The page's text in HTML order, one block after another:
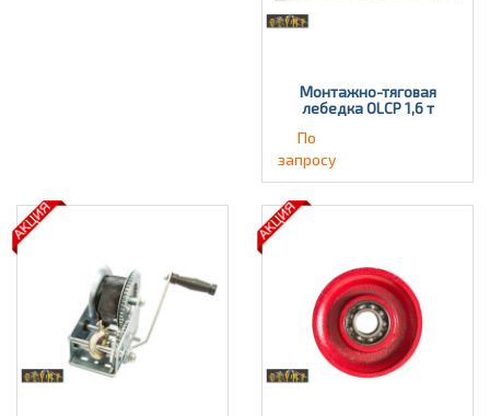
Монтажно-тяговая
лебедка OLCP 1,6 т
По
запросу